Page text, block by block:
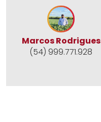
Marcos Rodrigues
(54) 999.771.928